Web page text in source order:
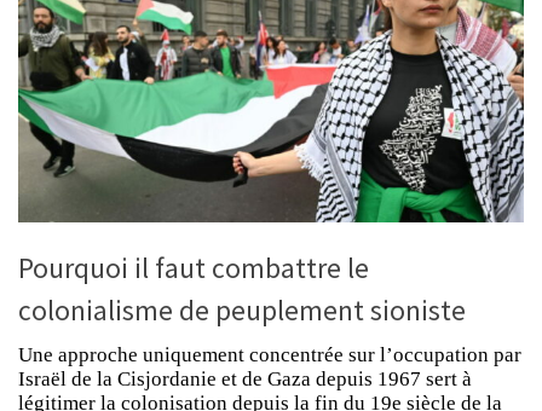
Pourquoi il faut combattre le
colonialisme de peuplement sioniste
Une approche uniquement concentrée sur l’occupation par
Israël de la Cisjordanie et de Gaza depuis 1967 sert à
légitimer la colonisation depuis la fin du 19e siècle de la